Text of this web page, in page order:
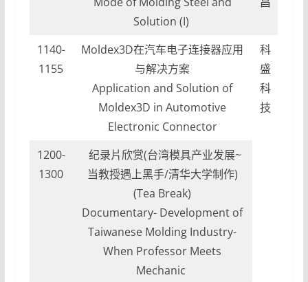
Solution (I)
1140-
1155
Moldex3D在汽车电子连接器应用
与解决方案
Application and Solution of
Moldex3D in Automotive
Electronic Connector
科
盛
科
技
1200-
1300
纪录片欣赏(台湾模具产业发展~
当教授遇上黑手/清华大学制作)
(Tea Break)
Documentary- Development of
Taiwanese Molding Industry-
When Professor Meets
Mechanic